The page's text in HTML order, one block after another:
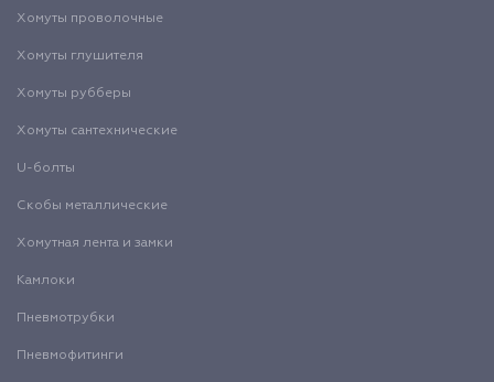
Хомуты проволочные
Хомуты глушителя
Хомуты рубберы
Хомуты сантехнические
U-болты
Скобы металлические
Хомутная лента и замки
Камлоки
Пневмотрубки
Пневмофитинги